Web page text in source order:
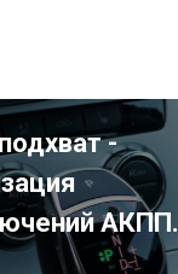
-
АКПП.